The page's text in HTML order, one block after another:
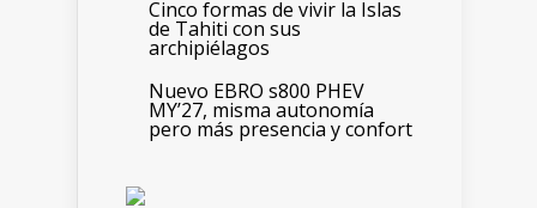
Cinco formas de vivir la Islas
de Tahiti con sus
archipiélagos
Nuevo EBRO s800 PHEV
MY’27, misma autonomía
pero más presencia y confort